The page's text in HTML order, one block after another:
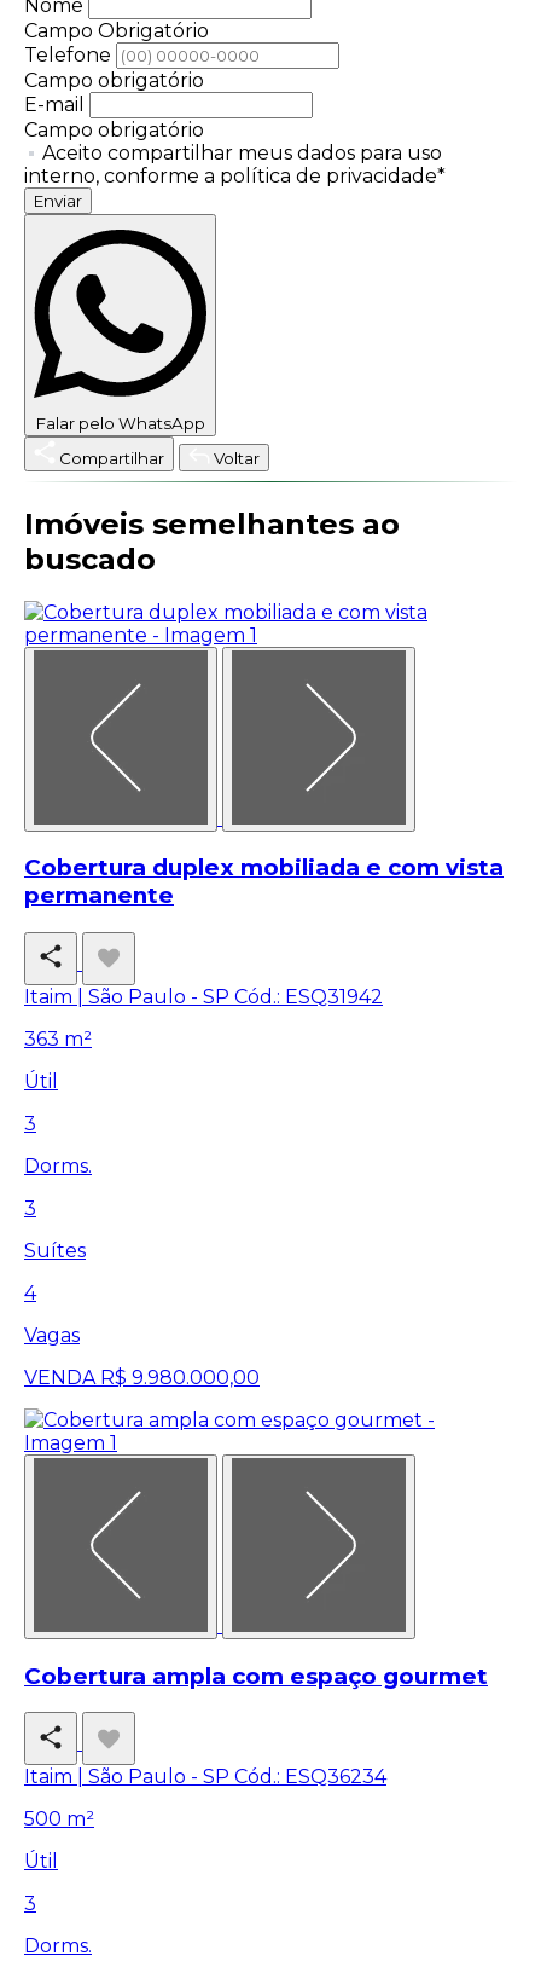
Nome
Campo Obrigatório
Telefone
Campo obrigatório
E-mail
Campo obrigatório
Aceito compartilhar meus dados para uso
interno, conforme a política de privacidade*
Enviar
Falar pelo WhatsApp
Compartilhar
Voltar
Imóveis semelhantes ao
buscado
Cobertura duplex mobiliada e com vista
permanente
Itaim | São Paulo - SP Cód.: ESQ31942
363 m²
Útil
3
Dorms.
3
Suítes
4
Vagas
VENDA R$ 9.980.000,00
Cobertura ampla com espaço gourmet
Itaim | São Paulo - SP Cód.: ESQ36234
500 m²
Útil
3
Dorms.